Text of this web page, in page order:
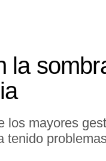
la
los mayores
tenido